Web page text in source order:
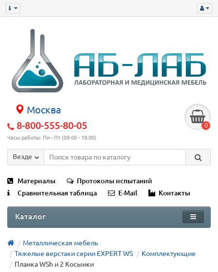
Москва
8-800-555-80-05
Часы работы: Пн - Пт (09:00 - 18:00)
0
Везде
Материалы
Протоколы испытаний
Сравнительная таблица
E-Mail Контакты
Каталог
Металлическая мебель
Тяжелые верстаки серии EXPERT WS
Комплектующие
Планка WSh и 2 Косынки